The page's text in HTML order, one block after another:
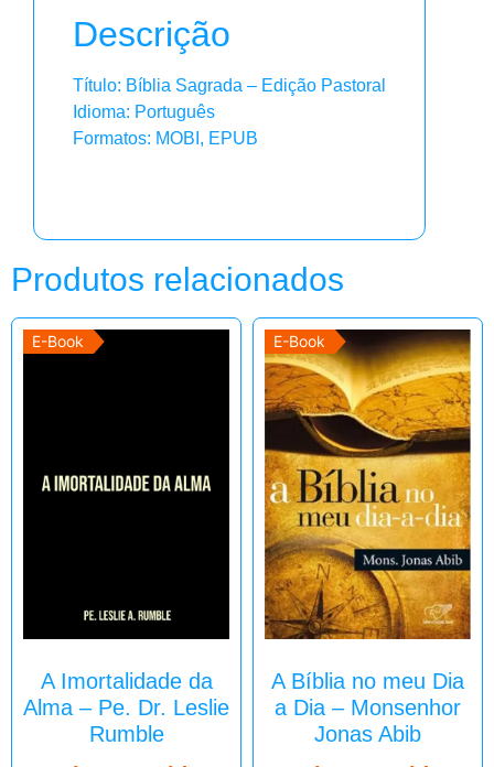
Descrição
Título: Bíblia Sagrada – Edição Pastoral
Idioma: Português
Formatos: MOBI, EPUB
Produtos relacionados
E-Book
A Imortalidade da
Alma – Pe. Dr. Leslie
Rumble
E-Book
A Bíblia no meu Dia
a Dia – Monsenhor
Jonas Abib